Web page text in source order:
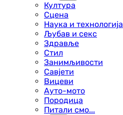
Култура
Сцена
Наука и технологија
Љубав и секс
Здравље
Стил
Занимљивости
Савјети
Вицеви
Ауто-мото
Породица
Питали смо...